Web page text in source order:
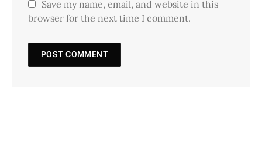
Save my name, email, and website in this
browser for the next time I comment.